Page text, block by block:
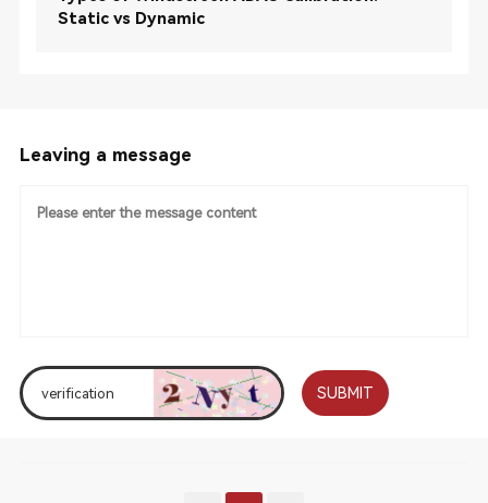
Static vs Dynamic
Leaving a message
SUBMIT